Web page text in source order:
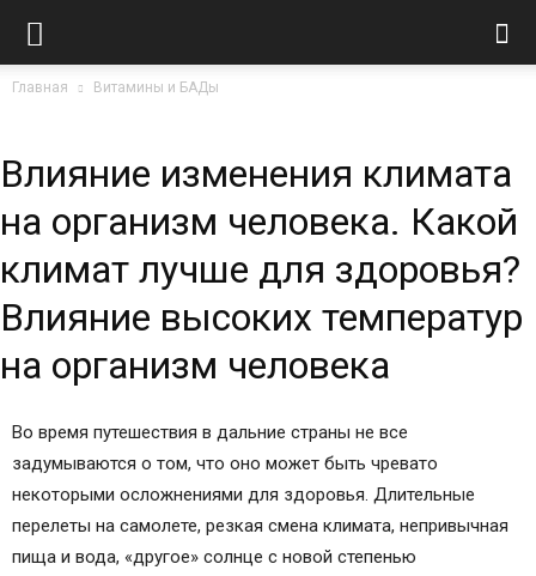
Главная Витамины и БАДы
Влияние изменения климата
на организм человека. Какой
климат лучше для здоровья?
Влияние высоких температур
на организм человека
Во время путешествия в дальние страны не все
задумываются о том, что оно может быть чревато
некоторыми осложнениями для здоровья. Длительные
перелеты на самолете, резкая смена климата, непривычная
пища и вода, «другое» солнце с новой степенью